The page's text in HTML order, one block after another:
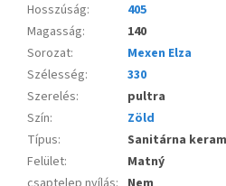
Hosszúság:
405
Magasság:
140
Sorozat:
Mexen Elza
Szélesség:
330
Szerelés:
pultra
Szín:
Zöld
Típus:
Sanitárna
Felület:
Matný